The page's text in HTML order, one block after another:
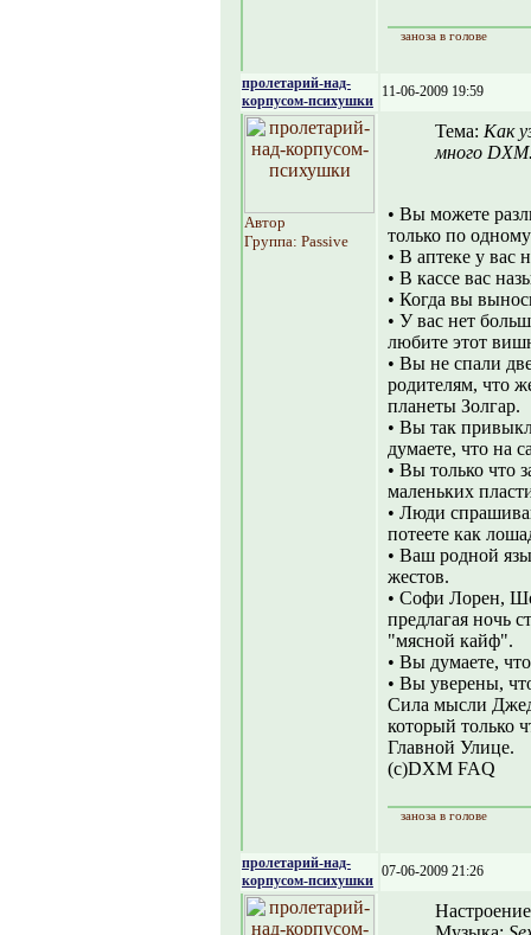
заноза в голове
пролетарий-над-
корпусом-психушки
11-06-2009 19:59
Автор
Группа: Passive
Тема: Как
много
• Вы можете
только по одному
• В аптеке у вас
• В кассе вас
• Когда вы
• У вас нет
любите этот
• Вы не спали
родителям, что
планеты Золгар.
• Вы так
думаете, что на
• Вы только что
маленьких
• Люди
потеете как
• Ваш родной
жестов.
• Софи Лорен,
предлагая ночь
"мясной кайф".
• Вы думаете,
• Вы уверены,
Сила мысли
который только
Главной Улице.
(c)DXM FAQ
заноза в голове
пролетарий-над-
корпусом-психушки
07-06-2009 21:26